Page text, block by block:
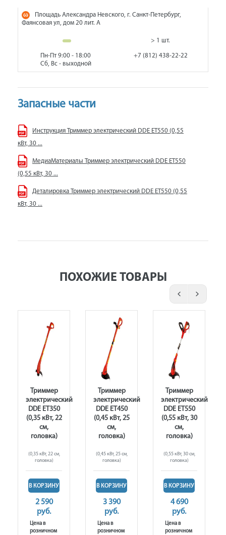
Площадь Александра Невского, г. Санкт-Петербург,
Фаянсовая ул, дом 20 лит. А
> 1 шт.
Пн-Пт 9:00 - 18:00
Сб, Вс - выходной
+7 (812) 438-22-22
Запасные части
Инструкция Триммер электрический DDE ET550 (0,55
кВт, 30 ...
МедиаМатериалы Триммер электрический DDE ET550
(0,55 кВт, 30 ...
Деталировка Триммер электрический DDE ET550 (0,55
кВт, 30 ...
ПОХОЖИЕ ТОВАРЫ
Триммер
электрический
DDE ET350
(0,35 кВт, 22
см,
головка)
(0,35 кВт, 22 см,
головка)
В КОРЗИНУ
2 590
руб.
Цена в
розничном
Триммер
электрический
DDE ET450
(0,45 кВт, 25
см,
головка)
(0,45 кВт, 25 см,
головка)
В КОРЗИНУ
3 390
руб.
Цена в
розничном
Триммер
электрический
DDE ET550
(0,55 кВт, 30
см,
головка)
(0,55 кВт, 30 см,
головка)
В КОРЗИНУ
4 690
руб.
Цена в
розничном